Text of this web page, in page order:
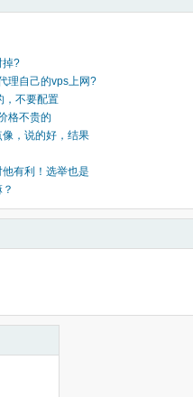
掉?
理自己的vps上网?
，不要配置
格不贵的
，说的好，结果
有利！选举也是